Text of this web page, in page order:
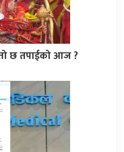
छ तपाईको आज ?